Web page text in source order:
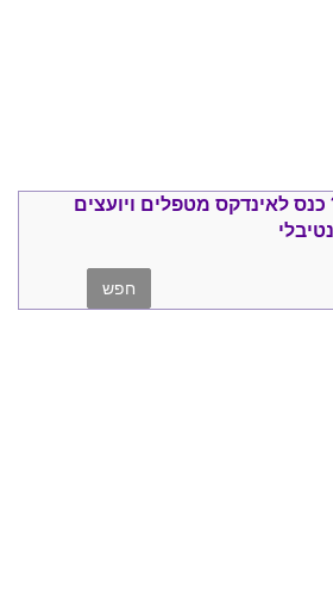
כנס לאינדקס מטפלים ויועצים